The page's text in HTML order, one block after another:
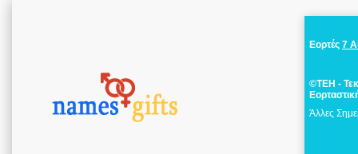
Εορτές 7
©ΤΕΗ -
Άλλες